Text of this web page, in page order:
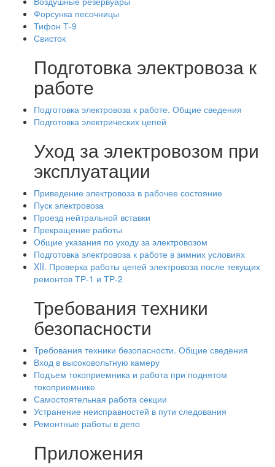
Форсунка песочницы
Тифон Т-9
Свисток
Подготовка электровоза к
работе
Подготовка электровоза к работе. Общие сведения
Подготовка электрических цепей
Уход за электровозом при
эксплуатации
Приведение электровоза в рабочее состояние
Пуск электровоза
Проезд нейтральной вставки
Прекращение работы
Общие указания по уходу за электровозом
Подготовка электровоза к работе в зимних условиях
XII. Проверка работы цепей электровоза после текущих
ремонтов ТР-1 и ТР-2
Требования техники
безопасности
Требования техники безопасности. Общие сведения
Вход в высоковольтную камеру
Подъем токоприемника и работа при поднятом
токоприемнике
Самостоятельная работа секции
Устранение неисправностей в пути следования
Ремонтные работы в депо
Приложения